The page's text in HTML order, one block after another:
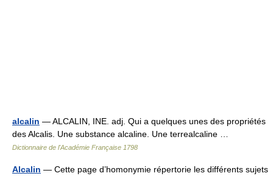
alcalin — ALCALIN, INE. adj. Qui a quelques unes des propriétés
des Alcalis. Une substance alcaline. Une terrealcaline …
Dictionnaire de l'Académie Française 1798
Alcalin — Cette page d’homonymie répertorie les différents sujets